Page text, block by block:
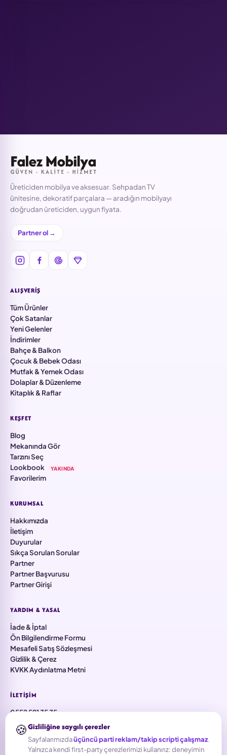
Üreticiden mobilya ve aksesuar. Sehpadan TV
ünitesine, dekoratif parçalara — aradığın mobilyayı
doğrudan üreticiden, uygun fiyata.
Partner ol →
ALIŞVERIŞ
Tüm Ürünler
Çok Satanlar
Yeni Gelenler
İndirimler
Bahçe & Balkon
Çocuk & Bebek Odası
Mutfak & Yemek Odası
Dolaplar & Düzenleme
Kitaplık & Raflar
KEŞFET
Blog
Mekanında Gör
Tarzını Seç
Lookbook
YAKINDA
Favorilerim
KURUMSAL
Hakkımızda
İletişim
Duyurular
Sıkça Sorulan Sorular
Partner
Partner Başvurusu
Partner Girişi
YARDIM & YASAL
İade & İptal
Ön Bilgilendirme Formu
Mesafeli Satış Sözleşmesi
Gizlilik & Çerez
KVKK Aydınlatma Metni
İLETIŞIM
0552 591 35 35
info@falezmobilyaaksesuar.com
Aşık Veysel Mah. 5733 Sk. No:91/8 İç Kapı No: Z1, 35380 Karabağlar
🍪Gizliliğine saygılı çerezler
Sayfalarımızdaüçüncü parti reklam/takip scripti çalışmaz.
Yalnızca kendi first-party çerezlerimizi kullanırız: deneyimin